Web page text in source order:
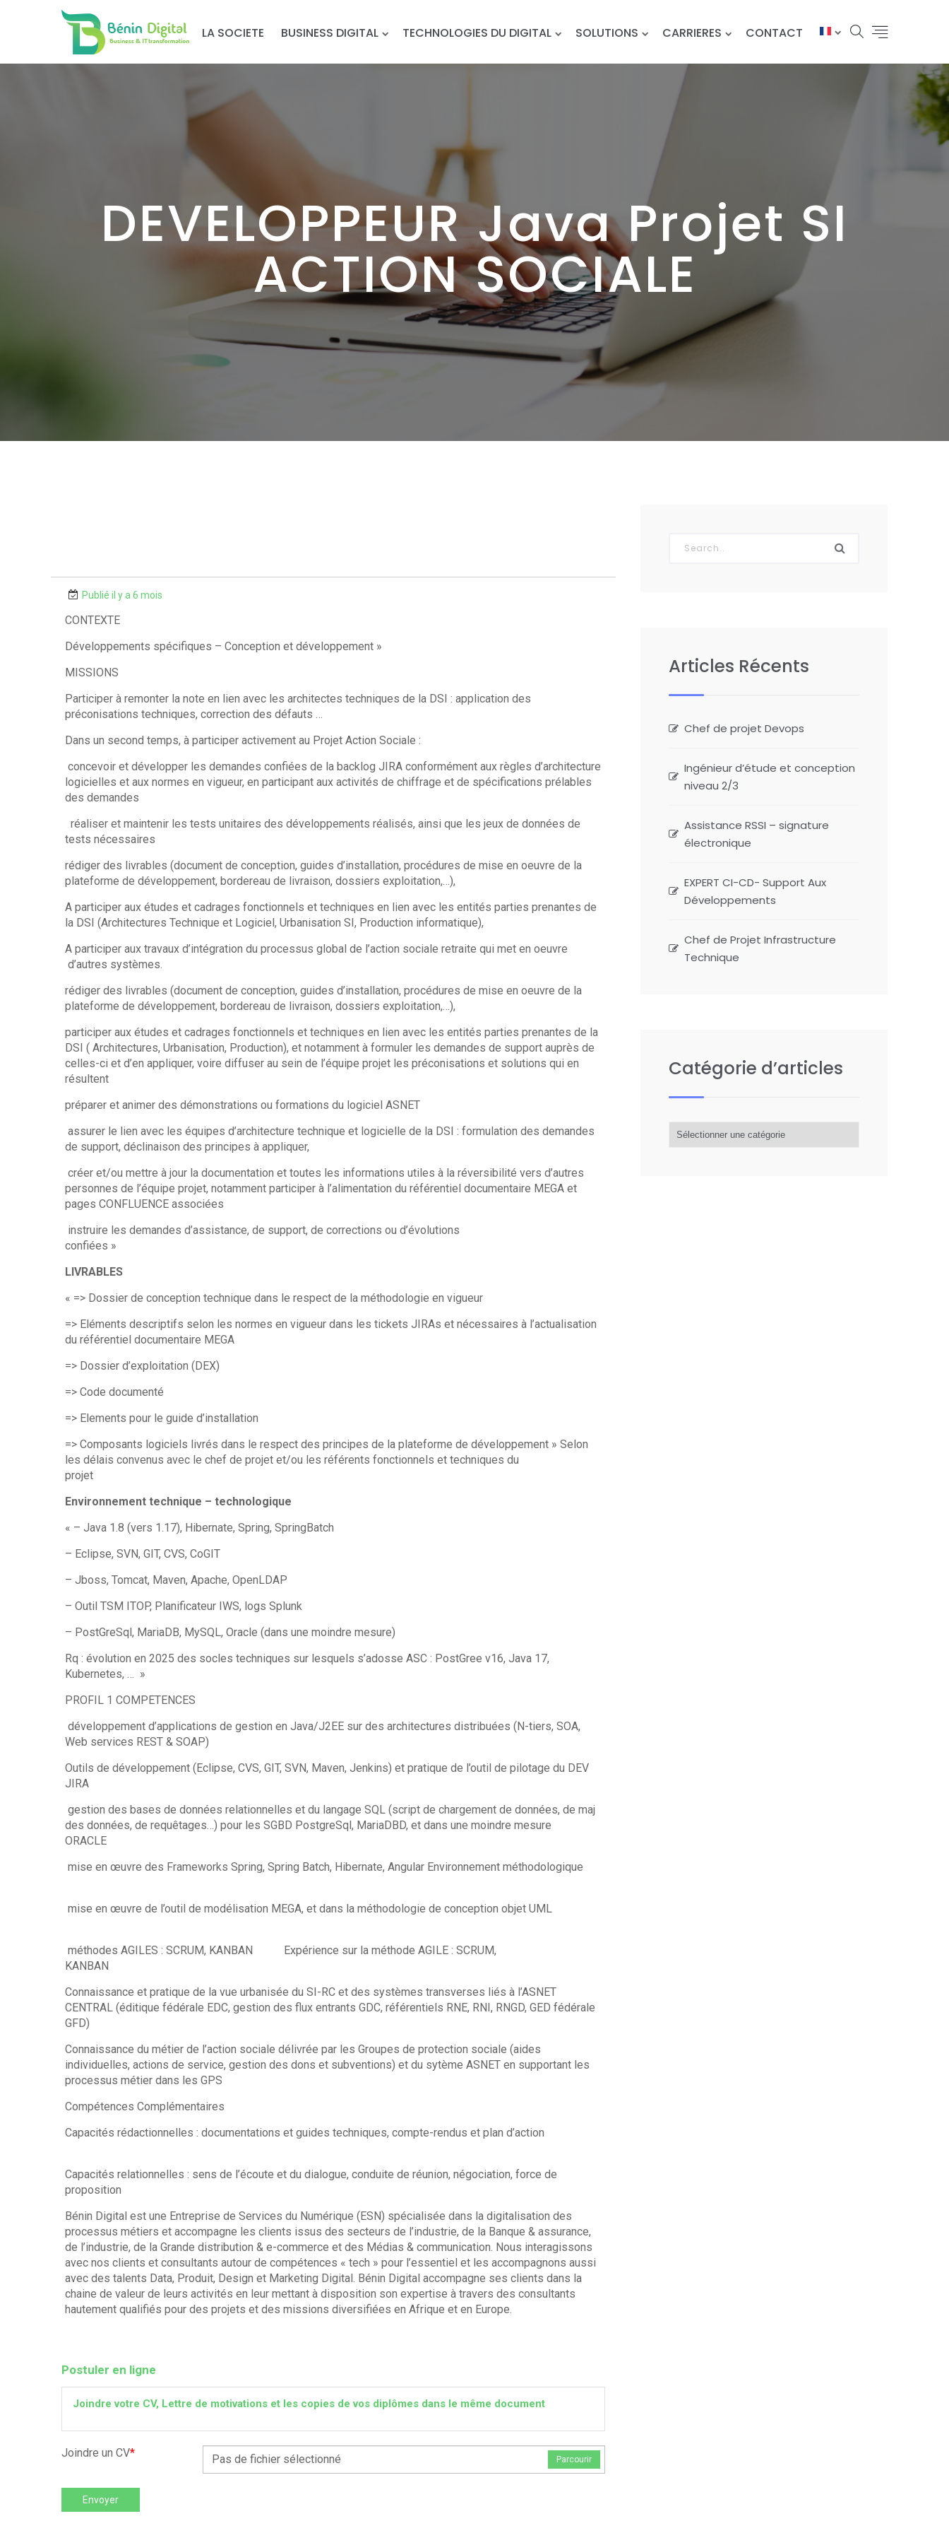
LA SOCIETE BUSINESS DIGITAL TECHNOLOGIES DU DIGITAL SOLUTIONS CARRIERES CONTACT
DEVELOPPEUR Java Projet SI
ACTION SOCIALE
Publié il y a 6 mois
CONTEXTE
Développements spécifiques – Conception et développement »
MISSIONS
Participer à remonter la note en lien avec les architectes techniques de la DSI : application des
préconisations techniques, correction des défauts …
Dans un second temps, à participer activement au Projet Action Sociale :
concevoir et développer les demandes confiées de la backlog JIRA conformément aux règles d’architecture
logicielles et aux normes en vigueur, en participant aux activités de chiffrage et de spécifications prélables
des demandes
réaliser et maintenir les tests unitaires des développements réalisés, ainsi que les jeux de données de
tests nécessaires
rédiger des livrables (document de conception, guides d’installation, procédures de mise en oeuvre de la
plateforme de développement, bordereau de livraison, dossiers exploitation,…),
A participer aux études et cadrages fonctionnels et techniques en lien avec les entités parties prenantes de
la DSI (Architectures Technique et Logiciel, Urbanisation SI, Production informatique),
A participer aux travaux d’intégration du processus global de l’action sociale retraite qui met en oeuvre
d’autres systèmes.
rédiger des livrables (document de conception, guides d’installation, procédures de mise en oeuvre de la
plateforme de développement, bordereau de livraison, dossiers exploitation,…),
participer aux études et cadrages fonctionnels et techniques en lien avec les entités parties prenantes de la
DSI ( Architectures, Urbanisation, Production), et notamment à formuler les demandes de support auprès de
celles-ci et d’en appliquer, voire diffuser au sein de l’équipe projet les préconisations et solutions qui en
résultent
préparer et animer des démonstrations ou formations du logiciel ASNET
assurer le lien avec les équipes d’architecture technique et logicielle de la DSI : formulation des demandes
de support, déclinaison des principes à appliquer,
créer et/ou mettre à jour la documentation et toutes les informations utiles à la réversibilité vers d’autres
personnes de l’équipe projet, notamment participer à l’alimentation du référentiel documentaire MEGA et
pages CONFLUENCE associées
instruire les demandes d’assistance, de support, de corrections ou d’évolutions
confiées »
LIVRABLES
« => Dossier de conception technique dans le respect de la méthodologie en vigueur
=> Eléments descriptifs selon les normes en vigueur dans les tickets JIRAs et nécessaires à l’actualisation
du référentiel documentaire MEGA
=> Dossier d’exploitation (DEX)
=> Code documenté
=> Elements pour le guide d’installation
=> Composants logiciels livrés dans le respect des principes de la plateforme de développement » Selon
les délais convenus avec le chef de projet et/ou les référents fonctionnels et techniques du
projet
Environnement technique – technologique
« – Java 1.8 (vers 1.17), Hibernate, Spring, SpringBatch
– Eclipse, SVN, GIT, CVS, CoGIT
– Jboss, Tomcat, Maven, Apache, OpenLDAP
– Outil TSM ITOP, Planificateur IWS, logs Splunk
– PostGreSql, MariaDB, MySQL, Oracle (dans une moindre mesure)
Rq : évolution en 2025 des socles techniques sur lesquels s’adosse ASC : PostGree v16, Java 17,
Kubernetes, … »
PROFIL 1 COMPETENCES
développement d’applications de gestion en Java/J2EE sur des architectures distribuées (N-tiers, SOA,
Web services REST & SOAP)
Outils de développement (Eclipse, CVS, GIT, SVN, Maven, Jenkins) et pratique de l’outil de pilotage du DEV
JIRA
gestion des bases de données relationnelles et du langage SQL (script de chargement de données, de maj
des données, de requêtages…) pour les SGBD PostgreSql, MariaDBD, et dans une moindre mesure
ORACLE
mise en œuvre des Frameworks Spring, Spring Batch, Hibernate, Angular Environnement méthodologique
mise en œuvre de l’outil de modélisation MEGA, et dans la méthodologie de conception objet UML
méthodes AGILES : SCRUM, KANBAN Expérience sur la méthode AGILE : SCRUM,
KANBAN
Connaissance et pratique de la vue urbanisée du SI-RC et des systèmes transverses liés à l’ASNET
CENTRAL (éditique fédérale EDC, gestion des flux entrants GDC, référentiels RNE, RNI, RNGD, GED fédérale
GFD)
Connaissance du métier de l’action sociale délivrée par les Groupes de protection sociale (aides
individuelles, actions de service, gestion des dons et subventions) et du sytème ASNET en supportant les
processus métier dans les GPS
Compétences Complémentaires
Capacités rédactionnelles : documentations et guides techniques, compte-rendus et plan d’action
Capacités relationnelles : sens de l’écoute et du dialogue, conduite de réunion, négociation, force de
proposition
Bénin Digital est une Entreprise de Services du Numérique (ESN) spécialisée dans la digitalisation des
processus métiers et accompagne les clients issus des secteurs de l’industrie, de la Banque & assurance,
de l’industrie, de la Grande distribution & e-commerce et des Médias & communication. Nous interagissons
avec nos clients et consultants autour de compétences « tech » pour l’essentiel et les accompagnons aussi
avec des talents Data, Produit, Design et Marketing Digital. Bénin Digital accompagne ses clients dans la
chaine de valeur de leurs activités en leur mettant à disposition son expertise à travers des consultants
hautement qualifiés pour des projets et des missions diversifiées en Afrique et en Europe.
Postuler en ligne
Joindre votre CV, Lettre de motivations et les copies de vos diplômes dans le même document
Joindre un CV* Pas de fichier sélectionné Parcourir
Envoyer
Articles Récents
Chef de projet Devops
Ingénieur d’étude et conception
niveau 2/3
Assistance RSSI – signature
électronique
EXPERT CI-CD- Support Aux
Développements
Chef de Projet Infrastructure
Technique
Catégorie d’articles
d’articles